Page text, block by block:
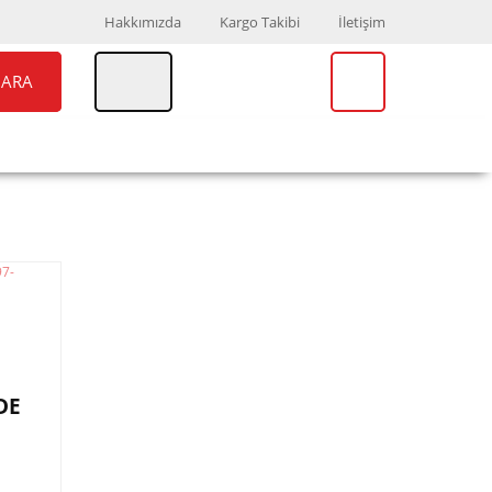
Hakkımızda Kargo Takibi İletişim
ARA